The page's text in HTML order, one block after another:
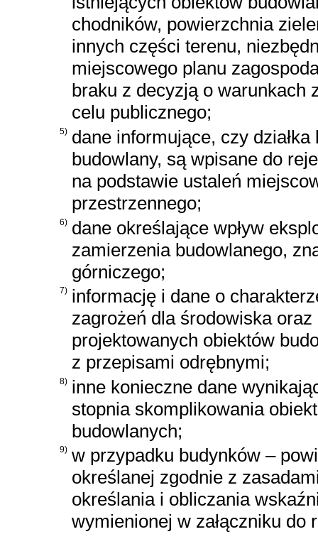
chodników, powierzchnia
innych części terenu,
miejscowego planu
braku z decyzją o warunkach
celu publicznego;
5) dane informujące, czy
budowlany, są wpisane do
na podstawie ustaleń
przestrzennego;
6) dane określające wpływ
zamierzenia budowlanego,
górniczego;
7) informację i dane o
zagrożeń dla środowiska
projektowanych obiektów
z przepisami odrębnymi;
8) inne konieczne dane
stopnia skomplikowania
budowlanych;
9) w przypadku budynków ‒
określanej zgodnie z
określania i obliczania
wymienionej w załączniku do